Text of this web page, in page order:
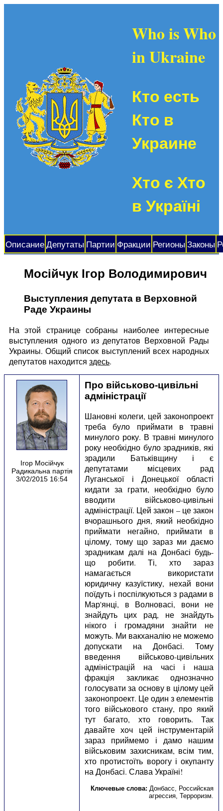
Who is Who
in Ukraine
Кто есть
Кто в
Украине
Хто є Хто
в Україні
Описание Депутаты Партии Фракции Регионы Законы
Мосійчук Ігор Володимирович
Выступления депутата в Верховной
Раде Украины
На этой странице собраны наиболее интересные
выступления одного из депутатов Верховной Рады
Украины. Общий список выступлений всех народных
депутатов находится здесь.
Ігор Мосійчук
Радикальна партія
3/02/2015 16:54
Про військово-цивільні
адміністрації
Шановні колеги, цей законопроект
треба було приймати в травні
минулого року. В травні минулого
року необхідно було зрадників, які
зрадили Батьківщину і є
депутатами місцевих рад
Луганської і Донецької області
кидати за грати, необхідно було
вводити військово-цивільні
адміністрації. Цей закон – це закон
вчорашнього дня, який необхідно
приймати негайно, приймати в
цілому, тому що зараз ми даємо
зрадникам далі на Донбасі будь-
що робити. Ті, хто зараз
намагається використати
юридичну казуїстику, нехай вони
поїдуть і поспілкуються з радами в
Мар'янці, в Волновасі, вони не
знайдуть цих рад, не знайдуть
нікого і громадяни знайти не
можуть. Ми вакханалію не можемо
допускати на Донбасі. Тому
введення військово-цивільних
адміністрацій на часі і наша
фракція закликає однозначно
голосувати за основу в цілому цей
законопроект. Це один з елементів
того військового стану, про який
тут багато, хто говорить. Так
давайте хоч цей інструментарій
зараз приймемо і дамо нашим
військовим захисникам, всім тим,
хто протистоїть ворогу і окупанту
на Донбасі. Слава Україні!
Ключевые слова: Донбасс, Российская
агрессия, Терроризм.